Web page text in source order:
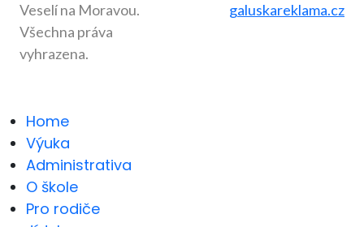
Veselí na Moravou.
Všechna práva
vyhrazena.
galuskareklama.cz
Home
Výuka
Administrativa
O škole
Pro rodiče